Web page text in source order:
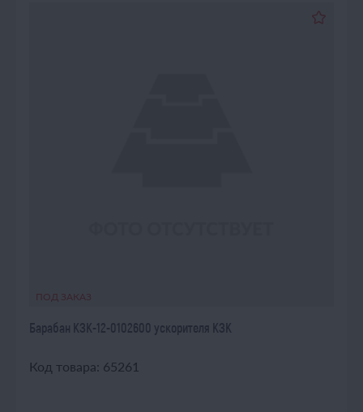
ПОД ЗАКАЗ
Барабан КЗК-12-0102600 ускорителя КЗК
Код товара: 65261